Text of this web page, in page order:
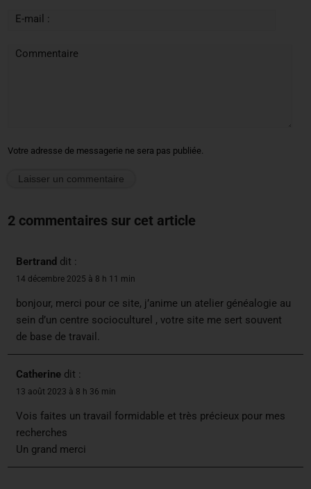
E-mail :
Commentaire
Votre adresse de messagerie ne sera pas publiée.
2 commentaires sur cet article
Bertrand dit :
14 décembre 2025 à 8 h 11 min
bonjour, merci pour ce site, j’anime un atelier généalogie au
sein d’un centre socioculturel , votre site me sert souvent
de base de travail.
Catherine dit :
13 août 2023 à 8 h 36 min
Vois faites un travail formidable et très précieux pour mes
recherches
Un grand merci